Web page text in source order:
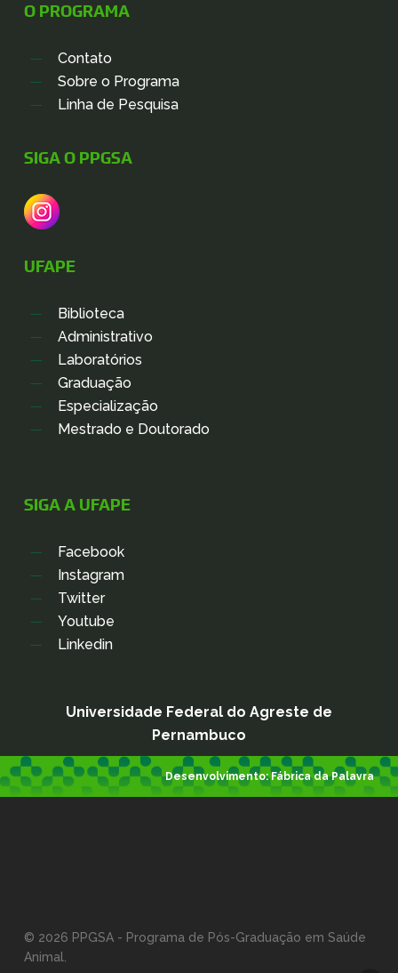
O PROGRAMA
Contato
Sobre o Programa
Linha de Pesquisa
SIGA O PPGSA
UFAPE
Biblioteca
Administrativo
Laboratórios
Graduação
Especialização
Mestrado e Doutorado
SIGA A UFAPE
Facebook
Instagram
Twitter
Youtube
Linkedin
Universidade Federal do Agreste de
Pernambuco
Desenvolvimento:Fábrica da Palavra
© 2026 PPGSA - Programa de Pós-Graduação em Saúde
Animal.